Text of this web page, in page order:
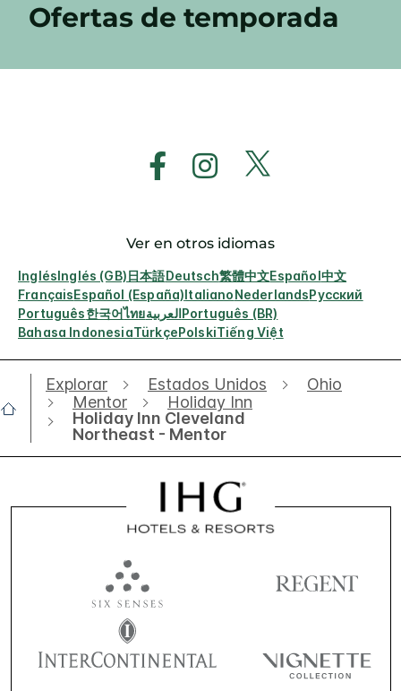
Ofertas de temporada
Ver en otros idiomas
InglésInglés (GB)日本語Deutsch繁體中文Español中文
FrançaisEspañol (España)ItalianoNederlandsРусский
Português한국어ไทยالعربيةPortuguês (BR)
Bahasa IndonesiaTürkçePolskiTiếng Việt
Explorar Estados Unidos
Ohio
Mentor
Holiday Inn
Holiday Inn Cleveland
Northeast - Mentor